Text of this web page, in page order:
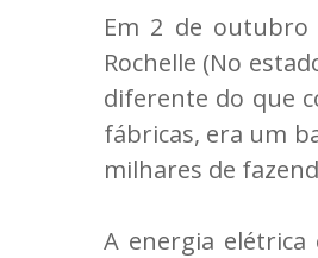
Em 2 de outubro
Rochelle (No
diferente do que
fábricas, era um
milhares de
A energia